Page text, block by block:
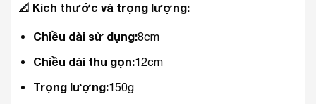
📐 Kích thước và trọng lượng:
Chiều dài sử dụng:8cm
Chiều dài thu gọn:12cm
Trọng lượng:150g